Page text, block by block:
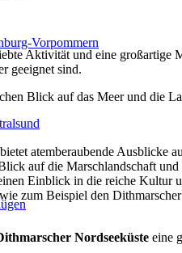
Vorpommern
Aktivität und eine
geeignet sind.
Blick auf das Meer und die
atemberaubende Ausblicke
auf die Marschlandschaft
Einblick in die reiche Kultur
zum Beispiel den
Nordseeküste eine